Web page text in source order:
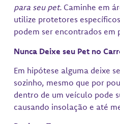
para seu pet.Caminhe em
utilize protetores
podem ser encontrados em
Nunca Deixe seu Pet no
Em hipótese alguma deixe
sozinho, mesmo que por
dentro de um veículo pode
causando insolação e até